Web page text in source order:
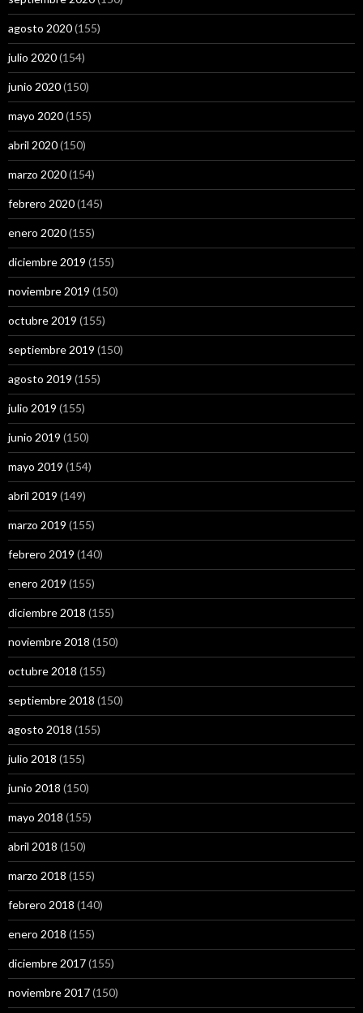
agosto 2020(155)
julio 2020(154)
junio 2020(150)
mayo 2020(155)
abril 2020(150)
marzo 2020(154)
febrero 2020(145)
enero 2020(155)
diciembre 2019 (155)
noviembre 2019 (150)
octubre 2019 (155)
septiembre 2019 (150)
agosto 2019 (155)
julio 2019 (155)
junio 2019 (150)
mayo 2019 (154)
abril 2019 (149)
marzo 2019 (155)
febrero 2019 (140)
enero 2019 (155)
diciembre 2018 (155)
noviembre 2018 (150)
octubre 2018 (155)
septiembre 2018 (150)
agosto 2018 (155)
julio 2018 (155)
junio 2018 (150)
mayo 2018 (155)
abril 2018 (150)
marzo 2018 (155)
febrero 2018 (140)
enero 2018 (155)
diciembre 2017(155)
noviembre 2017(150)